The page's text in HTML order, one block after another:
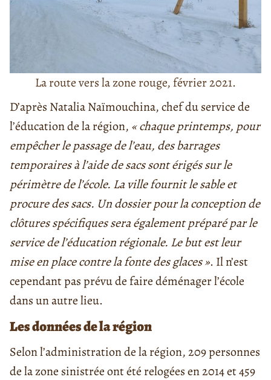
La route vers la zone rouge, février 2021.
D’après Natalia Naïmouchina, chef du service de
l’éducation de la région, « chaque printemps, pour
empêcher le passage de l’eau, des barrages
temporaires à l’aide de sacs sont érigés sur le
périmètre de l’école. La ville fournit le sable et
procure des sacs. Un dossier pour la conception de
clôtures spécifiques sera également préparé par le
service de l’éducation régionale. Le but est leur
mise en place contre la fonte des glaces ». Il n’est
cependant pas prévu de faire déménager l’école
dans un autre lieu.
Les données de la région
Selon l’administration de la région, 209 personnes
de la zone sinistrée ont été relogées en 2014 et 459